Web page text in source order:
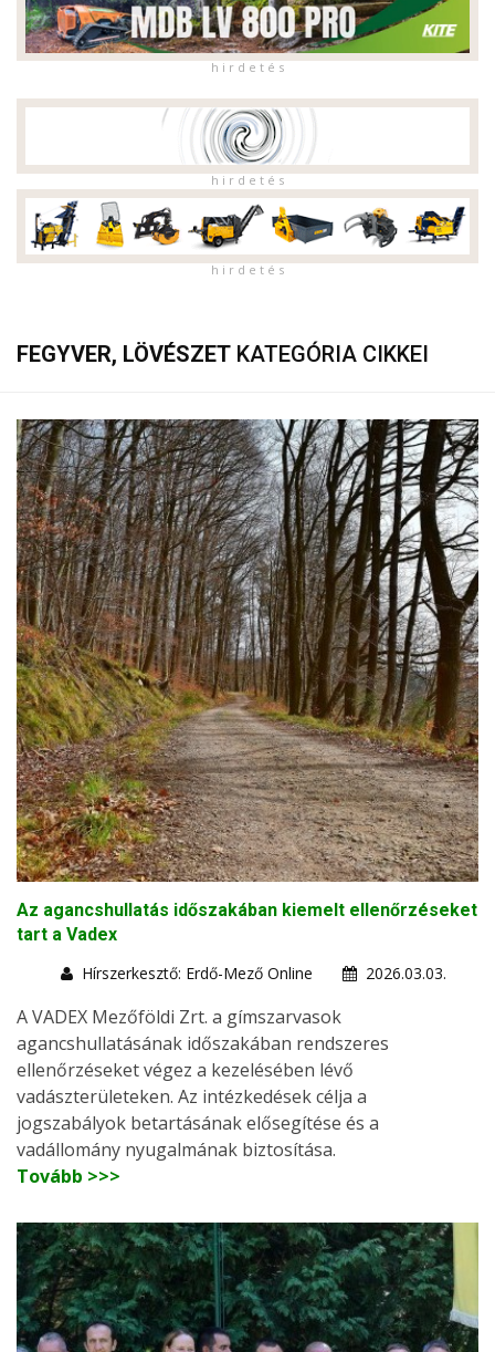
h i r d e t é s
h i r d e t é s
h i r d e t é s
FEGYVER, LÖVÉSZET KATEGÓRIA CIKKEI
Az agancshullatás időszakában kiemelt ellenőrzéseket
tart a Vadex
Hírszerkesztő: Erdő-Mező Online
2026.03.03.
A VADEX Mezőföldi Zrt. a gímszarvasok
agancshullatásának időszakában rendszeres
ellenőrzéseket végez a kezelésében lévő
vadászterületeken. Az intézkedések célja a
jogszabályok betartásának elősegítése és a
vadállomány nyugalmának biztosítása.
Tovább >>>